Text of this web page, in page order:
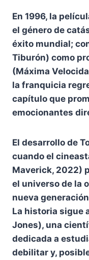
En 1996, la
el género de
éxito mundial;
Tiburón) como
(Máxima
la franquicia
capítulo que
emocionantes
El desarrollo de
cuando el
Maverick, 2022)
el universo de la
nueva
La historia sigue
Jones), una
dedicada a
debilitar y,